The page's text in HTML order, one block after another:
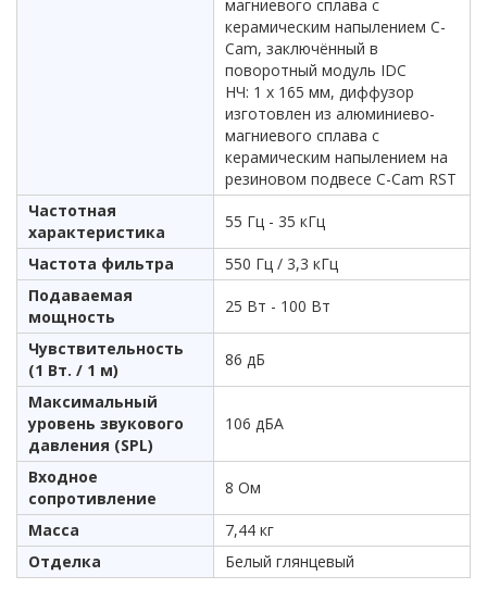
магниевого сплава с
керамическим напылением C-
Cam, заключённый в
поворотный модуль IDC
НЧ: 1 х 165 мм, диффузор
изготовлен из алюминиево-
магниевого сплава с
керамическим напылением на
резиновом подвесе C-Cam RST
Частотная
характеристика
55 Гц - 35 кГц
Частота фильтра
550 Гц / 3,3 кГц
Подаваемая
мощность
25 Вт - 100 Вт
Чувствительность
(1 Вт. / 1 м)
86 дБ
Максимальный
уровень звукового
давления (SPL)
106 дБА
Входное
сопротивление
8 Ом
Масса
7,44 кг
Отделка
Белый глянцевый